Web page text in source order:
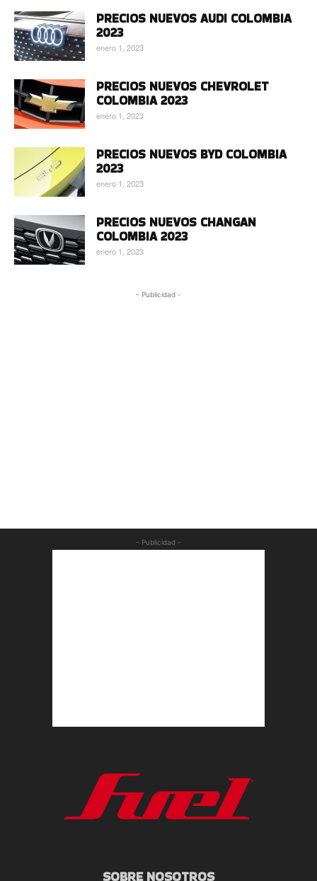
PRECIOS NUEVOS AUDI COLOMBIA
2023
enero 1, 2023
PRECIOS NUEVOS CHEVROLET
COLOMBIA 2023
enero 1, 2023
PRECIOS NUEVOS BYD COLOMBIA
2023
enero 1, 2023
PRECIOS NUEVOS CHANGAN
COLOMBIA 2023
enero 1, 2023
- Publicidad -
- Publicidad -
SOBRE NOSOTROS